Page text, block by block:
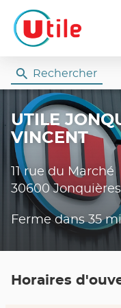
Rechercher
UTILE
VINCENT
11 rue du Marché
30600
Ferme dans 35
Horaires